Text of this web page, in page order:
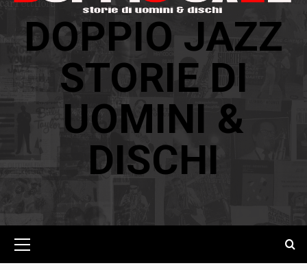
DOPPIO JAZZ
STORIE DI
UOMINI &
DISCHI
principale